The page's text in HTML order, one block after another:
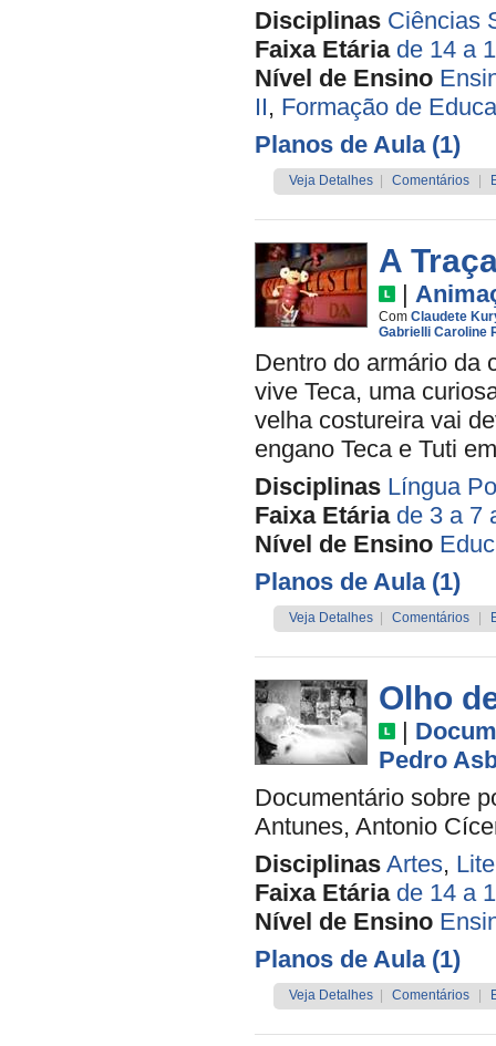
Disciplinas Ciências
Faixa Etária de 14 a
Nível de Ensino
II, Formação de
Planos de Aula (1)
Veja Detalhes Comentários
A
|
Com Claudete
Gabrielli Caroline
Dentro do armário da
vive Teca, uma
velha costureira vai
engano Teca e Tuti
Disciplinas Língua
Faixa Etária de 3 a 7
Nível de Ensino
Planos de Aula (1)
Veja Detalhes Comentários
Olho
|
Pedro
Documentário sobre
Antunes, Antonio
Disciplinas Artes,
Faixa Etária de 14 a
Nível de Ensino
Planos de Aula (1)
Veja Detalhes Comentários